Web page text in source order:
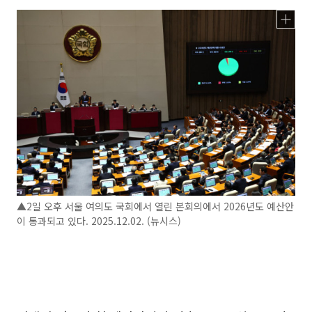
▲2일 오후 서울 여의도 국회에서 열린 본회의에서 2026년도 예산안
이 통과되고 있다. 2025.12.02. (뉴시스)